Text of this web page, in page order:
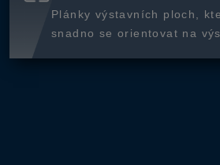
Plánky výstavních ploch,
snadno se orientovat na